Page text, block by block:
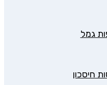
גמל
חיסכון